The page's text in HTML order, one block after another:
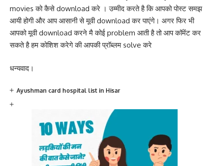
movies को कैसे download करे । उम्मीद करते है कि आपको पोस्ट समझ
आयी होगी और आप आसानी से मूवी download कर पाएंगे। अगर फिर भी
आपको मूवी download करने मै कोई problem आती है तो आप कॉमेंट कर
सकते है हम कोशिश करेगे की आपकी प्रॉब्लम solve करे
धन्यवाद।
Ayushman card hospital list in Hisar